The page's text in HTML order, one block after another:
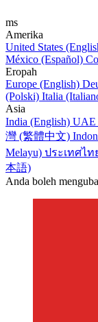
ms
Amerika
United States
México (Español)
Eropah
Europe (English)
(Polski) Italia
Asia
India (English)
灣 (繁體中文)
Melayu) ประเทศไ
本語)
Anda boleh